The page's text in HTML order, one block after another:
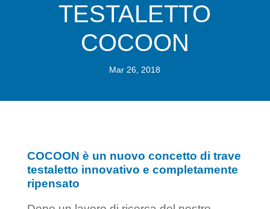
TESTALETTO
COCOON
Mar 26, 2018
COCOON è un nuovo concetto di trave
testaletto innovativo e completamente
ripensato